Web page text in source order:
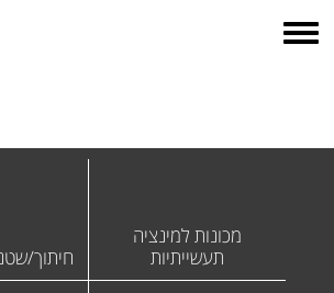
מכונות למינציה
תעשייתיות
חיתוך/